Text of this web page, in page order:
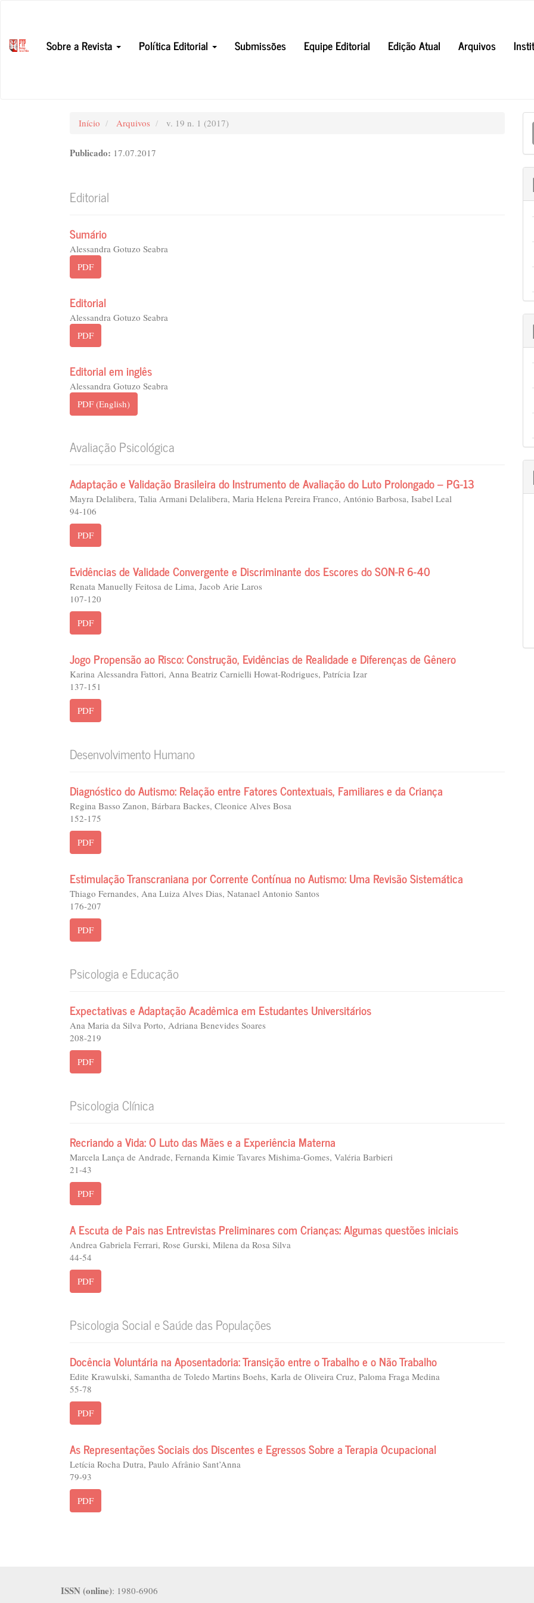
principal
Barra
Sobre a Revista
Política Editorial Submissões Equipe Editorial Edição Atual Arquivos
Início Arquivos v. 19 n. 1 (2017)
Publicado: 17.07.2017
Editorial
Sumário
Alessandra Gotuzo Seabra
PDF
Editorial
Alessandra Gotuzo Seabra
PDF
Editorial em inglês
Alessandra Gotuzo Seabra
PDF (English)
Avaliação Psicológica
Adaptação e Validação Brasileira do Instrumento de Avaliação do Luto Prolongado – PG-13
Mayra Delalibera, Talia Armani Delalibera, Maria Helena Pereira Franco, António Barbosa, Isabel Leal
94-106
PDF
Evidências de Validade Convergente e Discriminante dos Escores do SON-R 6-40
Renata Manuelly Feitosa de Lima, Jacob Arie Laros
107-120
PDF
Jogo Propensão ao Risco: Construção, Evidências de Realidade e Diferenças de Gênero
Karina Alessandra Fattori, Anna Beatriz Carnielli Howat-Rodrigues, Patrícia Izar
137-151
PDF
Desenvolvimento Humano
Diagnóstico do Autismo: Relação entre Fatores Contextuais, Familiares e da Criança
Regina Basso Zanon, Bárbara Backes, Cleonice Alves Bosa
152-175
PDF
Estimulação Transcraniana por Corrente Contínua no Autismo: Uma Revisão Sistemática
Thiago Fernandes, Ana Luiza Alves Dias, Natanael Antonio Santos
176-207
PDF
Psicologia e Educação
Expectativas e Adaptação Acadêmica em Estudantes Universitários
Ana Maria da Silva Porto, Adriana Benevides Soares
208-219
PDF
Psicologia Clínica
Recriando a Vida: O Luto das Mães e a Experiência Materna
Marcela Lança de Andrade, Fernanda Kimie Tavares Mishima-Gomes, Valéria Barbieri
21-43
PDF
A Escuta de Pais nas Entrevistas Preliminares com Crianças: Algumas questões iniciais
Andrea Gabriela Ferrari, Rose Gurski, Milena da Rosa Silva
44-54
PDF
Psicologia Social e Saúde das Populações
Docência Voluntária na Aposentadoria: Transição entre o Trabalho e o Não Trabalho
Edite Krawulski, Samantha de Toledo Martins Boehs, Karla de Oliveira Cruz, Paloma Fraga Medina
55-78
PDF
As Representações Sociais dos Discentes e Egressos Sobre a Terapia Ocupacional
Letícia Rocha Dutra, Paulo Afrânio Sant’Anna
79-93
PDF
ISSN (online): 1980-6906